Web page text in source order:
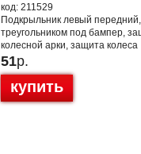
код: 211529
Подкрыльник левый
треугольником под бампер,
колесной арки, защита колеса
51р.
купить